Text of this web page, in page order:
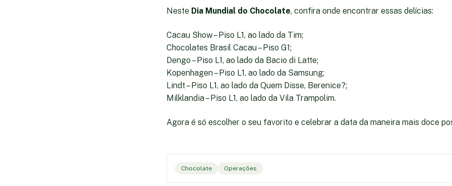
Neste Dia Mundial do Chocolate, confira onde encontrar essas delícias:
Cacau Show – Piso L1, ao lado da Tim;
Chocolates Brasil Cacau – Piso G1;
Dengo – Piso L1, ao lado da Bacio di Latte;
Kopenhagen – Piso L1, ao lado da Samsung;
Lindt – Piso L1, ao lado da Quem Disse, Berenice?;
Milklandia – Piso L1, ao lado da Vila Trampolim.
Agora é só escolher o seu favorito e celebrar a data da maneira mais doce
Chocolate Operações